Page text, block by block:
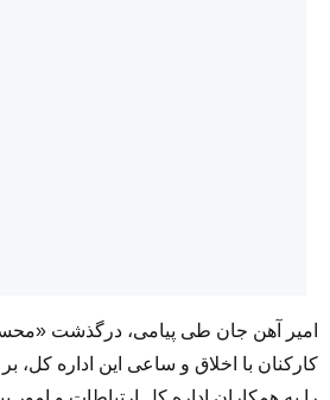
امیر آهن جان طی پیامی، درگذشت
کارکنان با اخلاق و ساعی این اداره کل، بر